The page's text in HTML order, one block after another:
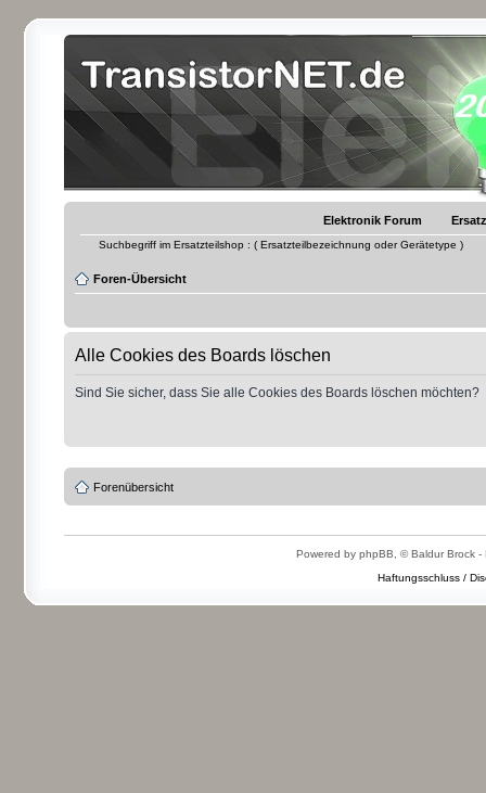
Elektronik Forum
Suchbegriff im Ersatzteilshop : ( Ersatzteilbezeichnung oder Gerätetype )
Foren-Übersicht
Alle Cookies des Boards löschen
Sind Sie sicher, dass Sie alle Cookies des Boards löschen möchten?
Forenübersicht
Powered by phpBB, © Baldur Brock -
Haftungsschluss /